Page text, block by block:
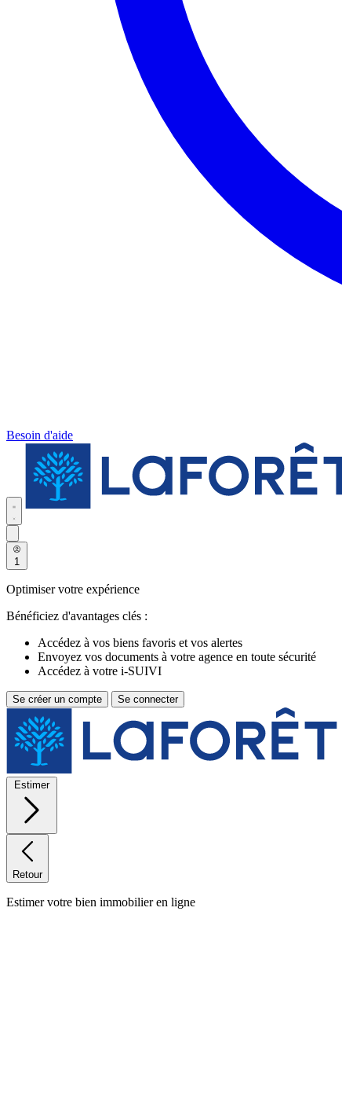
Besoin d'aide
1
Optimiser votre expérience
Bénéficiez d'avantages clés :
Accédez à vos biens favoris et vos alertes
Envoyez vos documents à votre agence en toute sécurité
Accédez à votre i-SUIVI
Se créer un compte Se connecter
Estimer
Retour
Estimer votre bien immobilier en ligne